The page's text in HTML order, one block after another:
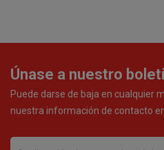
Únase a nuestro
Puede darse de baja en cualquier
nuestra información de contacto